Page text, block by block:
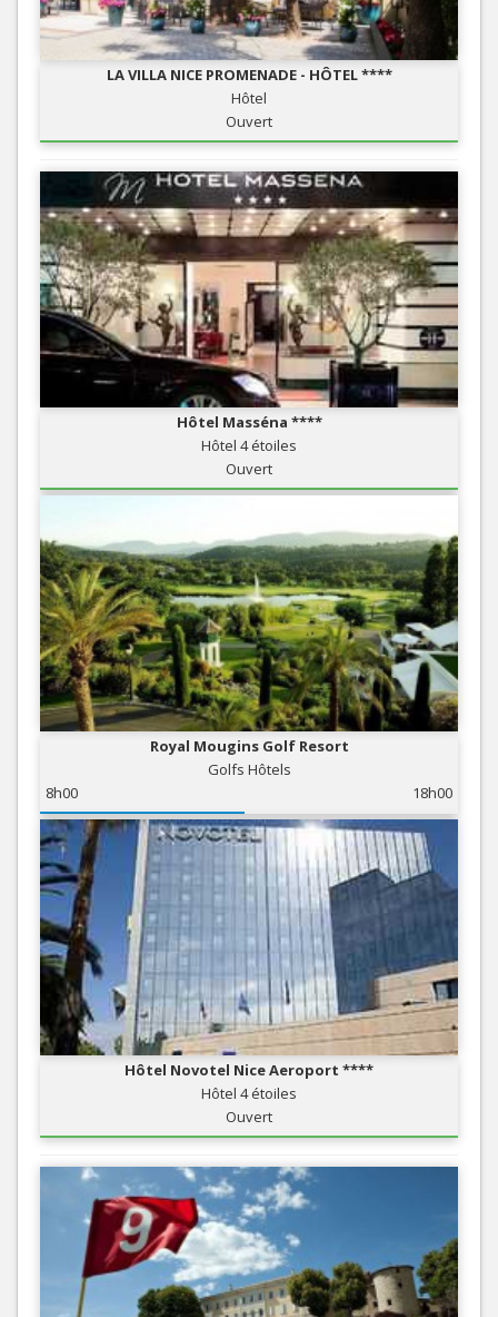
LA VILLA NICE PROMENADE - HÔTEL ****
Hôtel
Ouvert
Hôtel Masséna ****
Hôtel 4 étoiles
Ouvert
Royal Mougins Golf Resort
Golfs Hôtels
8h00
18h00
Hôtel Novotel Nice Aeroport ****
Hôtel 4 étoiles
Ouvert